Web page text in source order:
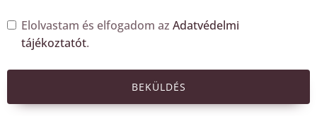
Elolvastam és elfogadom az Adatvédelmi
tájékoztatót.
BEKÜLDÉS